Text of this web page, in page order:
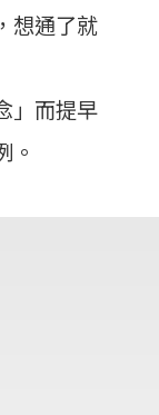
想通了就
」而提早
。